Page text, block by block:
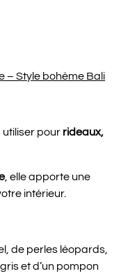
– Style bohème Bali
utiliser pour rideaux,
, elle apporte une
intérieur.
de perles léopards,
et d’un pompon